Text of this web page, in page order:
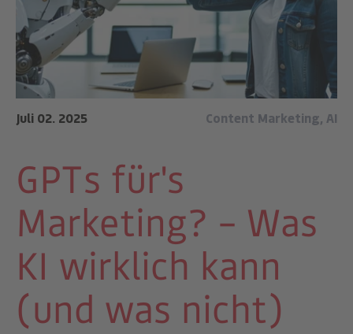
Juli 02. 2025 Content Marketing, AI
GPTs für's
Marketing? – Was
KI wirklich kann
(und was nicht)